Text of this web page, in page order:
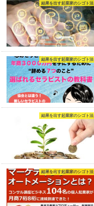
結果を出す起業家のシゴト法
結果を出す起業家のシゴト法
結果を出す起業家のシゴト法
結果を出す起業家のシゴト法